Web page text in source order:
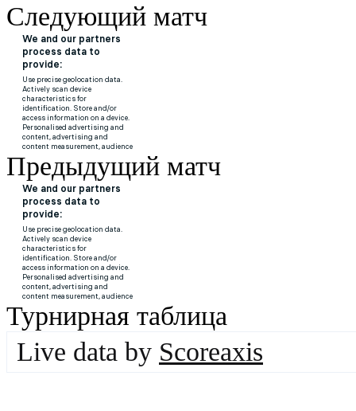
Следующий матч
Предыдущий матч
Турнирная таблица
Live data by Scoreaxis